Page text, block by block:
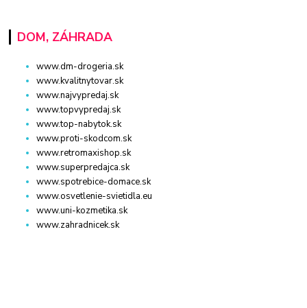
DOM, ZÁHRADA
www.dm-drogeria.sk
www.kvalitnytovar.sk
www.najvypredaj.sk
www.topvypredaj.sk
www.top-nabytok.sk
www.proti-skodcom.sk
www.retromaxishop.sk
www.superpredajca.sk
www.spotrebice-domace.sk
www.osvetlenie-svietidla.eu
www.uni-kozmetika.sk
www.zahradnicek.sk